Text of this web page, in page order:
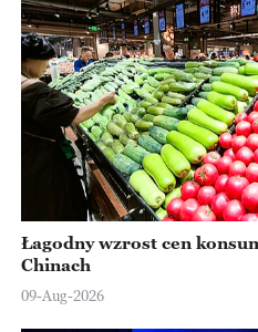
Łagodny wzrost cen
Chinach
09-Aug-2026